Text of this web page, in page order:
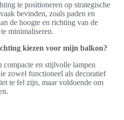
te positioneren op strategische
bevinden, zoals paden en
de hoogte en richting van de
minimaliseren.
kiezen voor mijn balkon?
en stijlvolle lampen
zowel functioneel als decoratief
te fel zijn, maar voldoende om